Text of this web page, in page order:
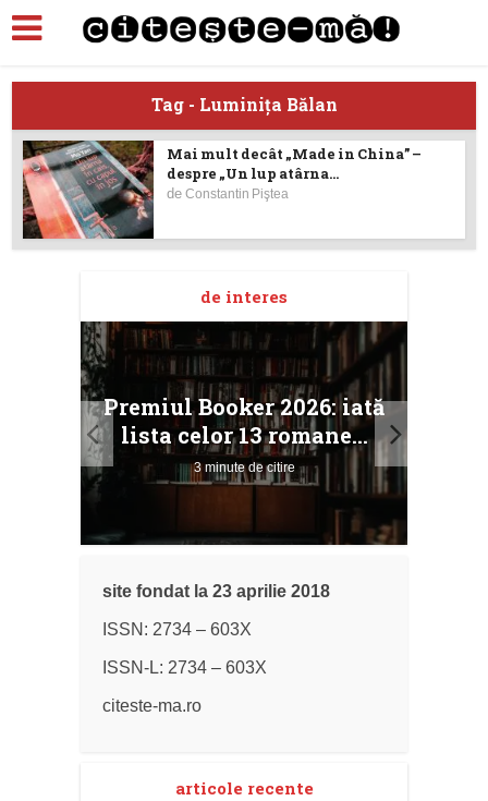
Tag - Luminiţa Bălan
Mai mult decât „Made in China” –
despre „Un lup atârna...
deConstantin Piştea
de interes
Premiul Booker 2026: iată
lista celor 13 romane...
3 minute de citire
site fondat la 23 aprilie 2018
ISSN: 2734 – 603X
ISSN-L: 2734 – 603X
citeste-ma.ro
articole recente